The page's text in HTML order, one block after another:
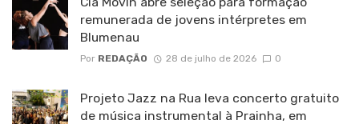
remunerada de jovens intérpretes em
Blumenau
Por REDAÇÃO 28 de julho de 2026 0
Projeto Jazz na Rua leva concerto gratuito
de música instrumental à Prainha, em